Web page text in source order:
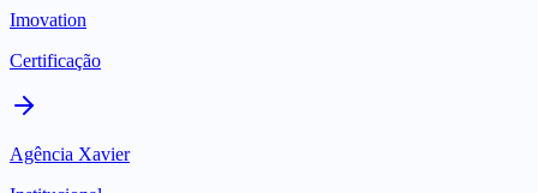
Imovation
Certificação
Agência Xavier